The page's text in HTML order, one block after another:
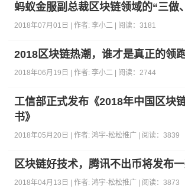
蚂蚁金服副总裁区块链领域的“三做
2018年07月01日 | 作者:李小二 | 阅读：3181
2018区块链热潮，谁才是真正的领跑
2018年06月19日 | 作者:李小二 | 阅读：2744
工信部正式发布《2018年中国区块
书》
2018年05月20日 | 作者:鸿宇-松松推广 | 阅读：3839
区块链好技术，腾讯不出币将发布
2018年04月13日 | 作者:鸿宇-松松推广 | 阅读：3873